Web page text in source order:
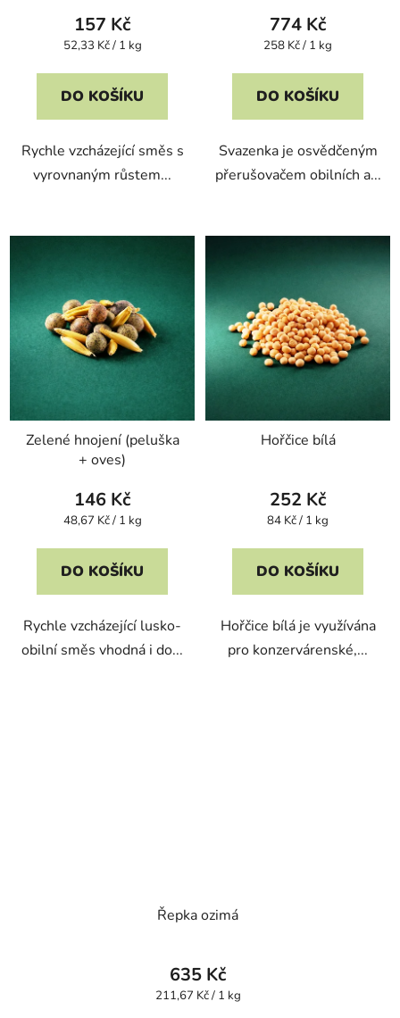
157 Kč
Měrná
52,33 Kč / 1 kg
DO KOŠÍKU
Rychle vzcházející směs s
vyrovnaným růstem...
774 Kč
Měrná
258 Kč / 1 kg
DO KOŠÍKU
Svazenka je osvědčeným
přerušovačem obilních a...
Zelené hnojení (peluška
+ oves)
146 Kč
Měrná
48,67 Kč / 1 kg
DO KOŠÍKU
Rychle vzcházející lusko-
obilní směs vhodná i do...
Hořčice bílá
252 Kč
Měrná
84 Kč / 1 kg
DO KOŠÍKU
Hořčice bílá je využívána
pro konzervárenské,...
Řepka ozimá
635 Kč
Měrná
211,67 Kč / 1 kg